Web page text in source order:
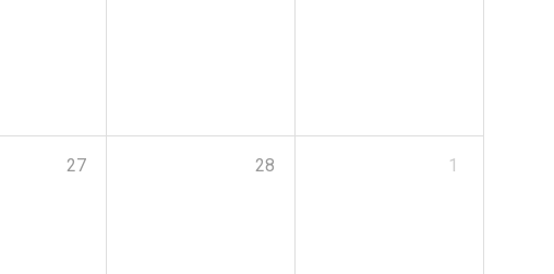
27 28 1